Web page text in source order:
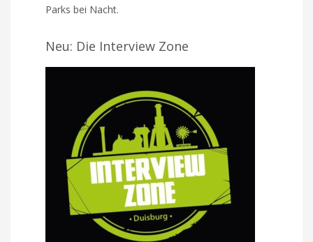
Parks bei Nacht.
Neu: Die Interview Zone